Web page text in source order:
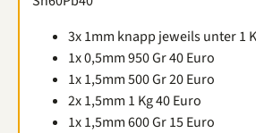
3x 1mm knapp jeweils unter 1
1x 0,5mm 950 Gr 40 Euro
1x 1,5mm 500 Gr 20 Euro
2x 1,5mm 1 Kg 40 Euro
1x 1,5mm 600 Gr 15 Euro